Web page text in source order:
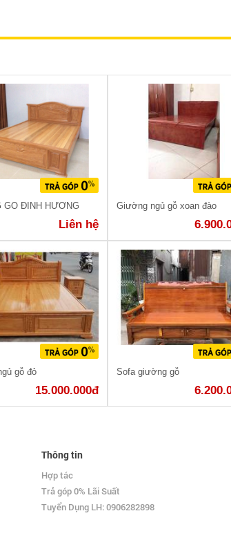
GỖ ĐINH HƯƠNG
Liên hệ
Giường ngủ gỗ xoan đào
gỗ đỏ
15.000.000đ
Sofa giường gỗ
Thông tin
Hợp tác
Trả góp 0% Lãi Suất
Tuyển Dụng LH: 0906282898